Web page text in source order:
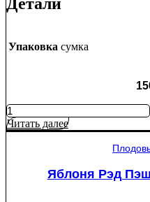
Упаковка сумка
Количество
товара
Туя
Читать далее
Яблоня Рэд